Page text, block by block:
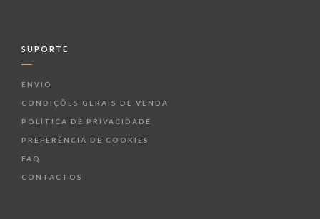
SUPORTE
ENVIO
CONDIÇÕES GERAIS DE VENDA
POLÍTICA DE PRIVACIDADE
PREFERÊNCIA DE COOKIES
FAQ
CONTACTOS